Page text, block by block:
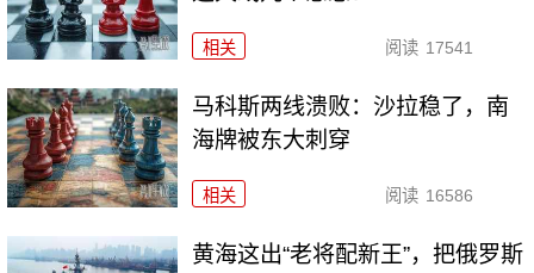
相关 阅读 17541
马科斯两线溃败：沙拉稳了，南
海牌被东大刺穿
相关 阅读 16586
黄海这出“老将配新王”，把俄罗斯